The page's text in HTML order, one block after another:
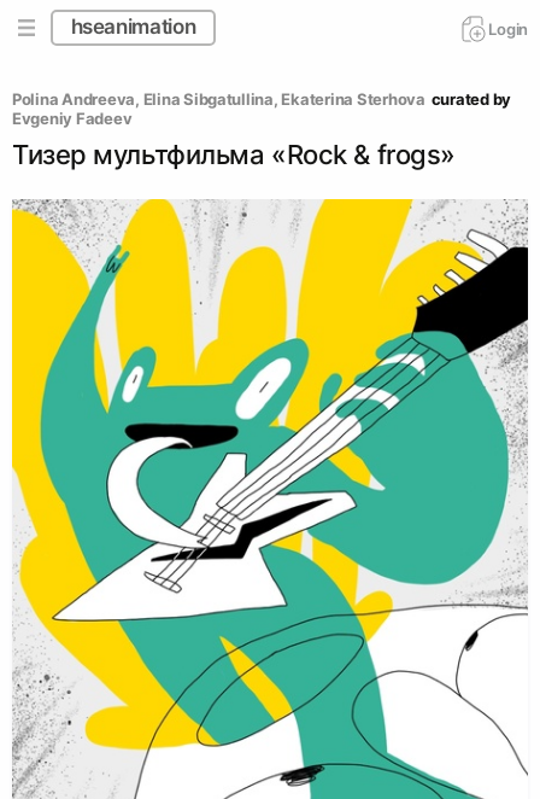
hseanimation Login
Polina Andreeva, Elina Sibgatullina, Ekaterina Sterhova curated by
Evgeniy Fadeev
Тизер мультфильма «Rock & frogs»